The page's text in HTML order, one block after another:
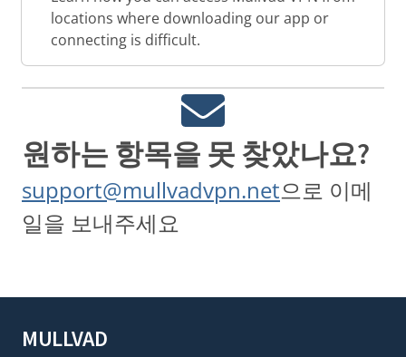
locations where downloading our app or
connecting is difficult.
원하는 항목을 못 찾았나요?
support@mullvadvpn.net으로 이메
일을 보내주세요
MULLVAD